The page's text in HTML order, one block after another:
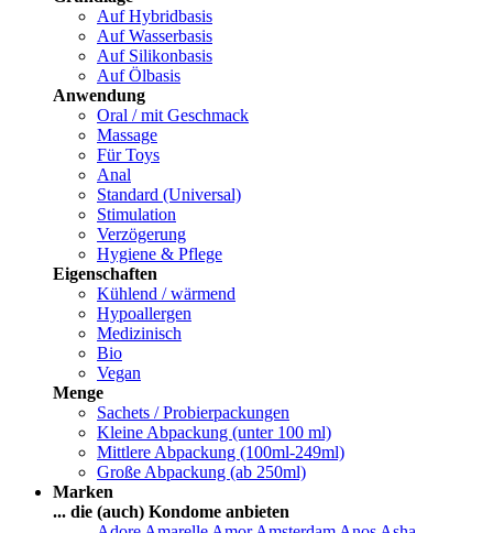
Auf Hybridbasis
Auf Wasserbasis
Auf Silikonbasis
Auf Ölbasis
Anwendung
Oral / mit Geschmack
Massage
Für Toys
Anal
Standard (Universal)
Stimulation
Verzögerung
Hygiene & Pflege
Eigenschaften
Kühlend / wärmend
Hypoallergen
Medizinisch
Bio
Vegan
Menge
Sachets / Probierpackungen
Kleine Abpackung (unter 100 ml)
Mittlere Abpackung (100ml-249ml)
Große Abpackung (ab 250ml)
Marken
... die (auch) Kondome anbieten